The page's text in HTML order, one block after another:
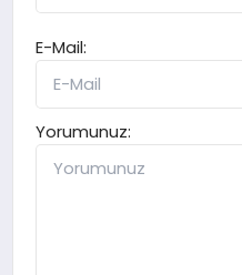
E-Mail:
Yorumunuz: